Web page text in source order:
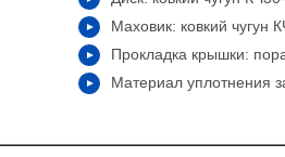
Маховик: ковкий чугун
Прокладка крышки:
Материал уплотнения